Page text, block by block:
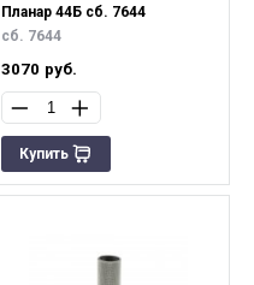
Планар 44Б сб. 7644
сб. 7644
3070 руб.
Купить